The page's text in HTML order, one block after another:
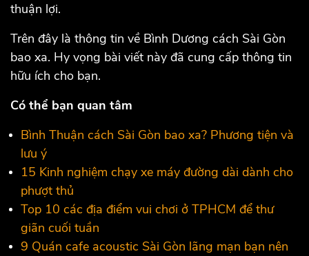
thuận lợi.
Trên đây là thông tin về Bình Dương cách Sài Gòn
bao xa. Hy vọng bài viết này đã cung cấp thông tin
hữu ích cho bạn.
Có thể bạn quan tâm
Bình Thuận cách Sài Gòn bao xa? Phương tiện và
lưu ý
15 Kinh nghiệm chạy xe máy đường dài dành cho
phượt thủ
Top 10 các địa điểm vui chơi ở TPHCM để thư
giãn cuối tuần
9 Quán cafe acoustic Sài Gòn lãng mạn bạn nên